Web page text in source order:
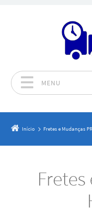
MENU
Início Fretes e Mudanças PR